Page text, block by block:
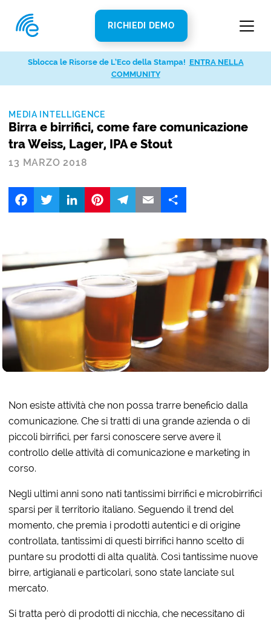
RICHIEDI DEMO
MEDIA INTELLIGENCE
Birra e birrifici, come fare comunicazione
tra Weiss, Lager, IPA e Stout
13 MARZO 2018
FacebookTwitter LinkedIn
Non esiste attività che non possa trarre beneficio dalla
comunicazione. Che si tratti di una grande azienda o di
piccoli birrifici, per farsi conoscere serve avere il
controllo delle attività di comunicazione e marketing in
corso.
Negli ultimi anni sono nati tantissimi birrifici e microbirrifici
sparsi per il territorio italiano. Seguendo il trend del
momento, che premia i prodotti autentici e di origine
controllata, tantissimi di questi birrifici hanno scelto di
puntare su prodotti di alta qualità. Così tantissime nuove
birre, artigianali e particolari, sono state lanciate sul
mercato.
Si tratta però di prodotti di nicchia, che necessitano di
Sblocca le Risorse de L’Eco della Stampa! ENTRA NELLA
COMMUNITY